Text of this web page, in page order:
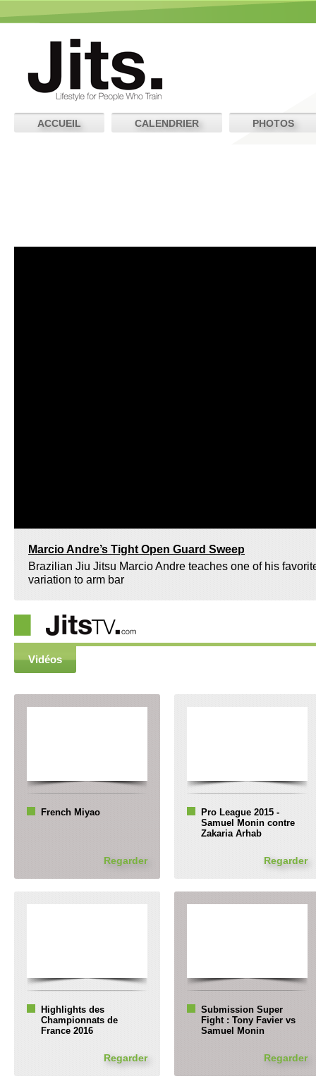
ACCUEIL CALENDRIER PHOTOS
Marcio Andre’s Tight Open Guard Sweep
Brazilian Jiu Jitsu Marcio Andre teaches one of his
variation to arm bar
Vidéos
French Miyao
Regarder
Pro League 2015 -
Samuel Monin contre
Zakaria Arhab
Regarder
Highlights des
Championnats de
France 2016
Regarder
Submission Super
Fight : Tony Favier vs
Samuel Monin
Regarder